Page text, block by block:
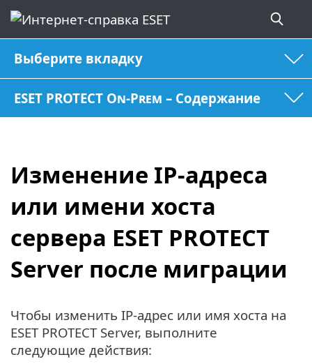
Выберите вкладку
ESET PROTECT On-Prem – Содержание
Изменение IP-адреса
или имени хоста
сервера ESET PROTECT
Server после миграции
Чтобы изменить IP-адрес или имя хоста на
ESET PROTECT Server, выполните
следующие действия: